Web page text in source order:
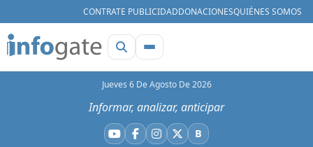
CONTRATE PUBLICIDADDONACIONESQUIÉNES SOMOS
Jueves 6 De Agosto De 2026
Informar, analizar, anticipar
YouTube
Facebook
Instagram
X BBluesky